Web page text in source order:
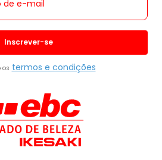
Inscrever-se
os termos e condições